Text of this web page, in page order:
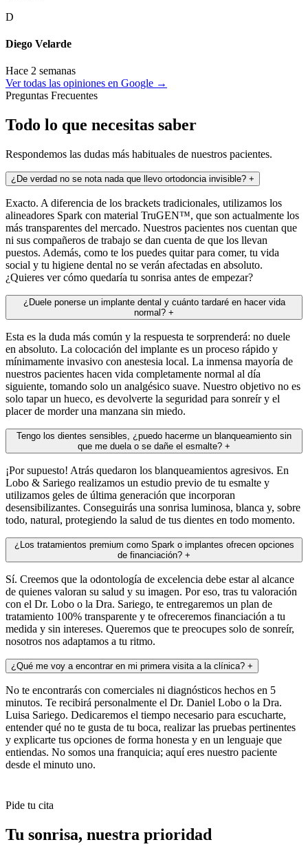
D
Diego Velarde
Hace 2 semanas
Ver todas las opiniones en Google →
Preguntas Frecuentes
Todo lo que necesitas saber
Respondemos las dudas más habituales de nuestros pacientes.
¿De verdad no se nota nada que llevo ortodoncia invisible? +
Exacto. A diferencia de los brackets tradicionales, utilizamos los
alineadores Spark con material TruGEN™, que son actualmente los
más transparentes del mercado. Nuestros pacientes nos cuentan que
ni sus compañeros de trabajo se dan cuenta de que los llevan
puestos. Además, como te los puedes quitar para comer, tu vida
social y tu higiene dental no se verán afectadas en absoluto.
¿Quieres ver cómo quedaría tu sonrisa antes de empezar?
¿Duele ponerse un implante dental y cuánto tardaré en hacer vida
normal? +
Esta es la duda más común y la respuesta te sorprenderá: no duele
en absoluto. La colocación del implante es un proceso rápido y
mínimamente invasivo con anestesia local. La inmensa mayoría de
nuestros pacientes hacen vida completamente normal al día
siguiente, tomando solo un analgésico suave. Nuestro objetivo no es
solo tapar un hueco, es devolverte la seguridad para sonreír y el
placer de morder una manzana sin miedo.
Tengo los dientes sensibles, ¿puedo hacerme un blanqueamiento sin
que me duela o se dañe el esmalte? +
¡Por supuesto! Atrás quedaron los blanqueamientos agresivos. En
Lobo & Sariego realizamos un estudio previo de tu esmalte y
utilizamos geles de última generación que incorporan
desensibilizantes. Conseguirás una sonrisa luminosa, blanca y, sobre
todo, natural, protegiendo la salud de tus dientes en todo momento.
¿Los tratamientos premium como Spark o implantes ofrecen opciones
de financiación? +
Sí. Creemos que la odontología de excelencia debe estar al alcance
de quienes valoran su salud y su imagen. Por eso, tras tu valoración
con el Dr. Lobo o la Dra. Sariego, te entregaremos un plan de
tratamiento 100% transparente y te ofreceremos financiación a tu
medida y sin intereses. Queremos que te preocupes solo de sonreír,
nosotros nos adaptamos a tu ritmo.
¿Qué me voy a encontrar en mi primera visita a la clínica? +
No te encontrarás con comerciales ni diagnósticos hechos en 5
minutos. Te recibirá personalmente el Dr. Daniel Lobo o la Dra.
Luisa Sariego. Dedicaremos el tiempo necesario para escucharte,
entender qué no te gusta de tu boca, realizar las pruebas pertinentes
y explicarte tus opciones de forma honesta y en un lenguaje que
entiendas. No somos una franquicia; aquí eres nuestro paciente
desde el minuto uno.
Pide tu cita
Tu sonrisa, nuestra prioridad